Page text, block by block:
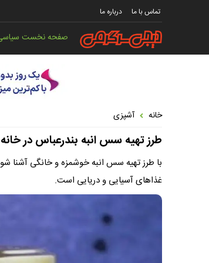
تماس با ما درباره ما
صفحه نخست
خانه آشپزی
طرز تهیه سس انبه بندرعباس در
با طرز تهیه سس انبه خوشمزه و خانگی آشنا
غذاهای آسیایی و دریایی است.